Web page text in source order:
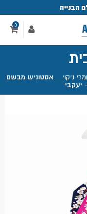
הבנייה
0
ניקוי
אסטוניש מבשם